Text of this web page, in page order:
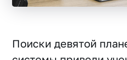
Поиски девятой